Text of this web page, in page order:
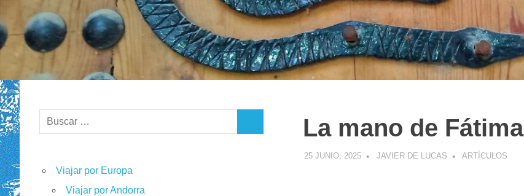
La mano de Fátima
25 JUNIO, 2025 JAVIER DE LUCAS ARTÍCULOS
Buscar:
Viajar por Europa
Viajar por Andorra